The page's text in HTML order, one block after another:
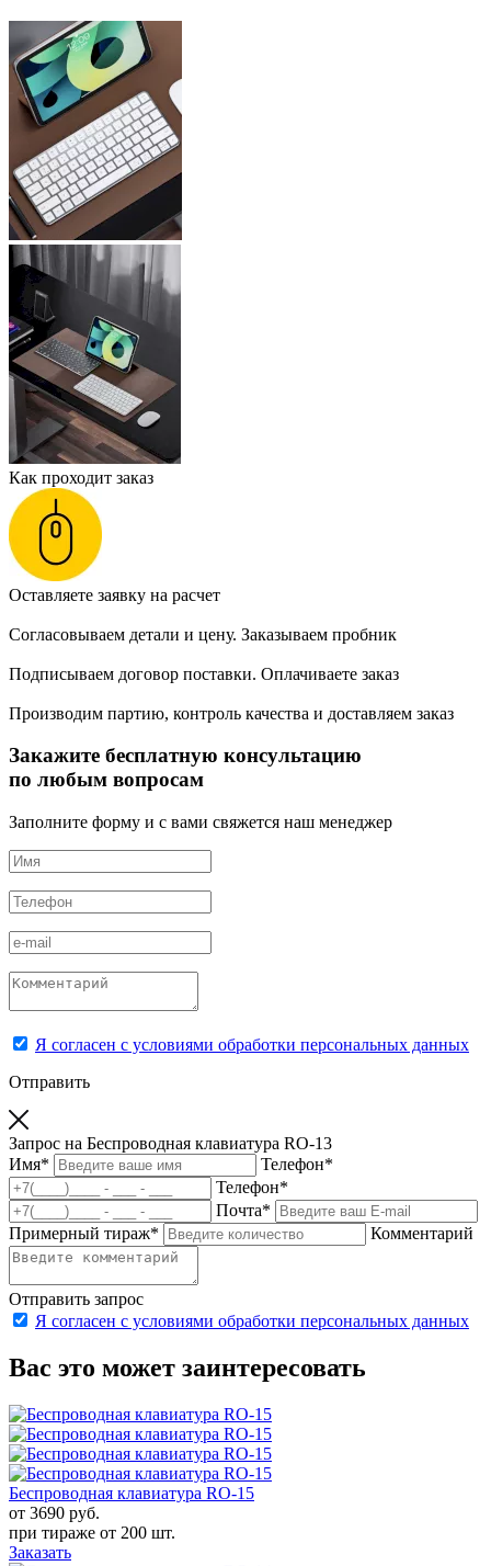
Как проходит заказ
Оставляете заявку на расчет
Согласовываем детали и цену. Заказываем пробник
Подписываем договор поставки. Оплачиваете заказ
Производим партию, контроль качества и доставляем заказ
Закажите бесплатную консультацию
по любым вопросам
Заполните форму и с вами свяжется наш менеджер
Я согласен с условиями обработки персональных данных
Отправить
Запрос на Беспроводная клавиатура RO-13
Имя* Телефон*
Телефон*
Почта*
Примерный тираж* Комментарий
Отправить запрос
Я согласен с условиями обработки персональных данных
Вас это может заинтересовать
Беспроводная клавиатура RO-15
от 3690 руб.
при тираже от 200 шт.
Заказать